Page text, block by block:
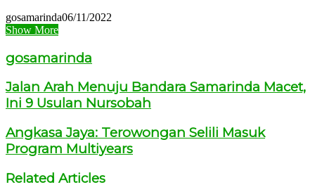
gosamarinda06/11/2022
Show More
gosamarinda
Jalan Arah Menuju Bandara Samarinda Macet,
Ini 9 Usulan Nursobah
Angkasa Jaya: Terowongan Selili Masuk
Program Multiyears
Related Articles